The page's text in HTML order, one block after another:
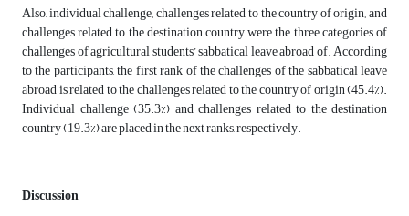
Also, individual challenge; challenges related to the country of origin; and
challenges related to the destination country were the three categories of
challenges of agricultural students’ sabbatical leave abroad of. According
to the participants, the first rank of the challenges of the sabbatical leave
abroad is related to the challenges related to the country of origin (45.4%).
Individual challenge (35.3%) and challenges related to the destination
country (19.3%) are placed in the next ranks, respectively.
Discussion